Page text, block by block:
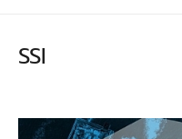
SSI